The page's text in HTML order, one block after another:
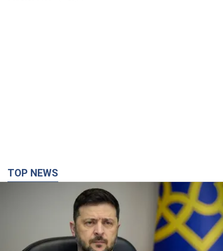
Глава государства заявил, что установки будут атакованы
В июле армия РФ потеряла рекордное
количество БПЛА, лодок и катеров: в
Минобороны обнародовали статистику